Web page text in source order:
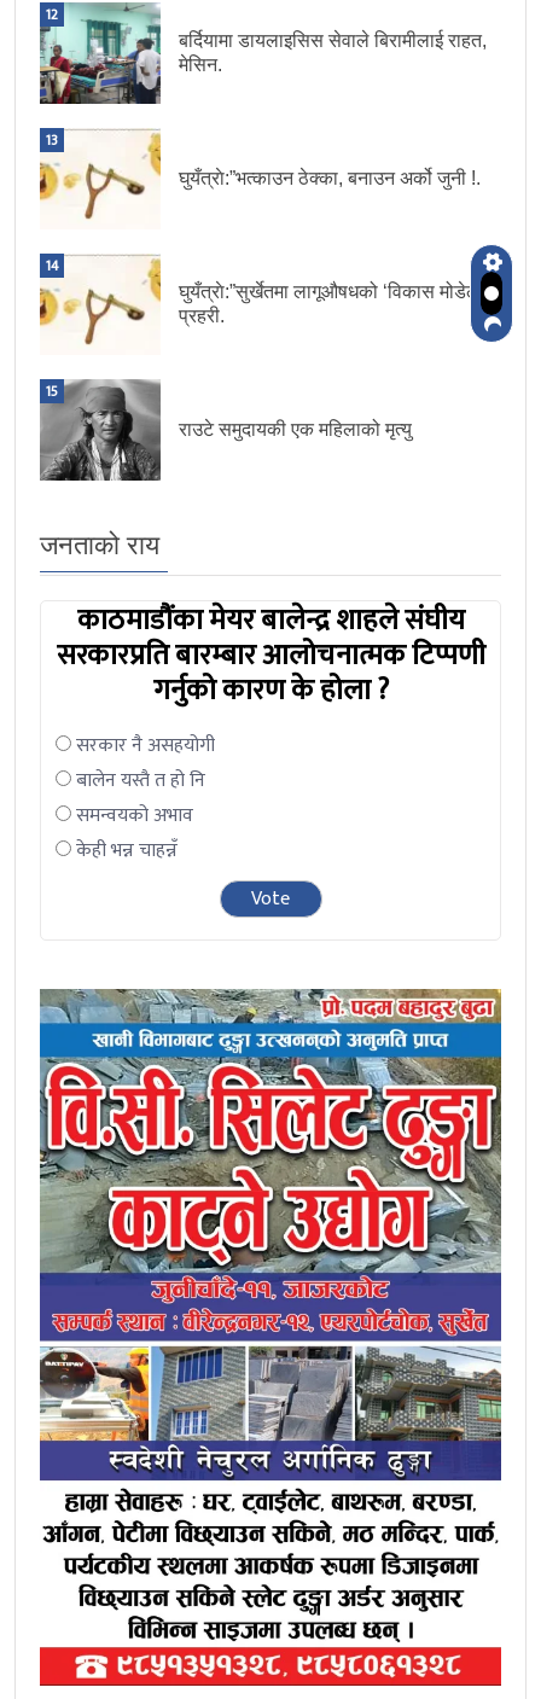
12
बर्दियामा डायलाइसिस सेवाले बिरामीलाई राहत,
मेसिन.
13
घुयँत्राे:”भत्काउन ठेक्का, बनाउन अर्को जुनी !.
14
घुयँत्राे:”सुर्खेतमा लागूऔषधको ‘विकास मोडेल’ :
प्रहरी.
15
राउटे समुदायकी एक महिलाको मृत्यु
जनताको राय
काठमाडौंका मेयर बालेन्द्र शाहले संघीय
सरकारप्रति बारम्बार आलोचनात्मक टिप्पणी
गर्नुको कारण के होला ?
सरकार नै असहयोगी
बालेन यस्तै त हो नि
समन्वयको अभाव
केही भन्न चाहन्नँ